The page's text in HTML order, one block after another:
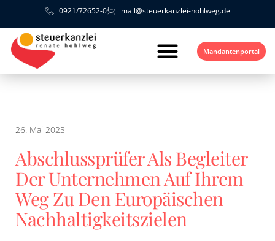
0921/72652-0 mail@steuerkanzlei-hohlweg.de
Mandantenportal
26. Mai 2023
Abschlussprüfer Als Begleiter
Der Unternehmen Auf Ihrem
Weg Zu Den Europäischen
Nachhaltigkeitszielen